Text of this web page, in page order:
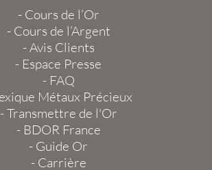
- Cours de l’Or
- Cours de l’Argent
-Avis Clients
- Espace Presse
- FAQ
Métaux Précieux
-Transmettre de l'Or
- BDOR France
- Guide Or
- Carrière